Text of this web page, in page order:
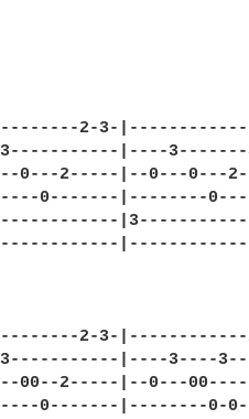
2-3-
|----3-------
0---2-----|--0---0---
0-------|--------
2-3-|------------
|----3----
2-----|--0---
0-------|--------0-